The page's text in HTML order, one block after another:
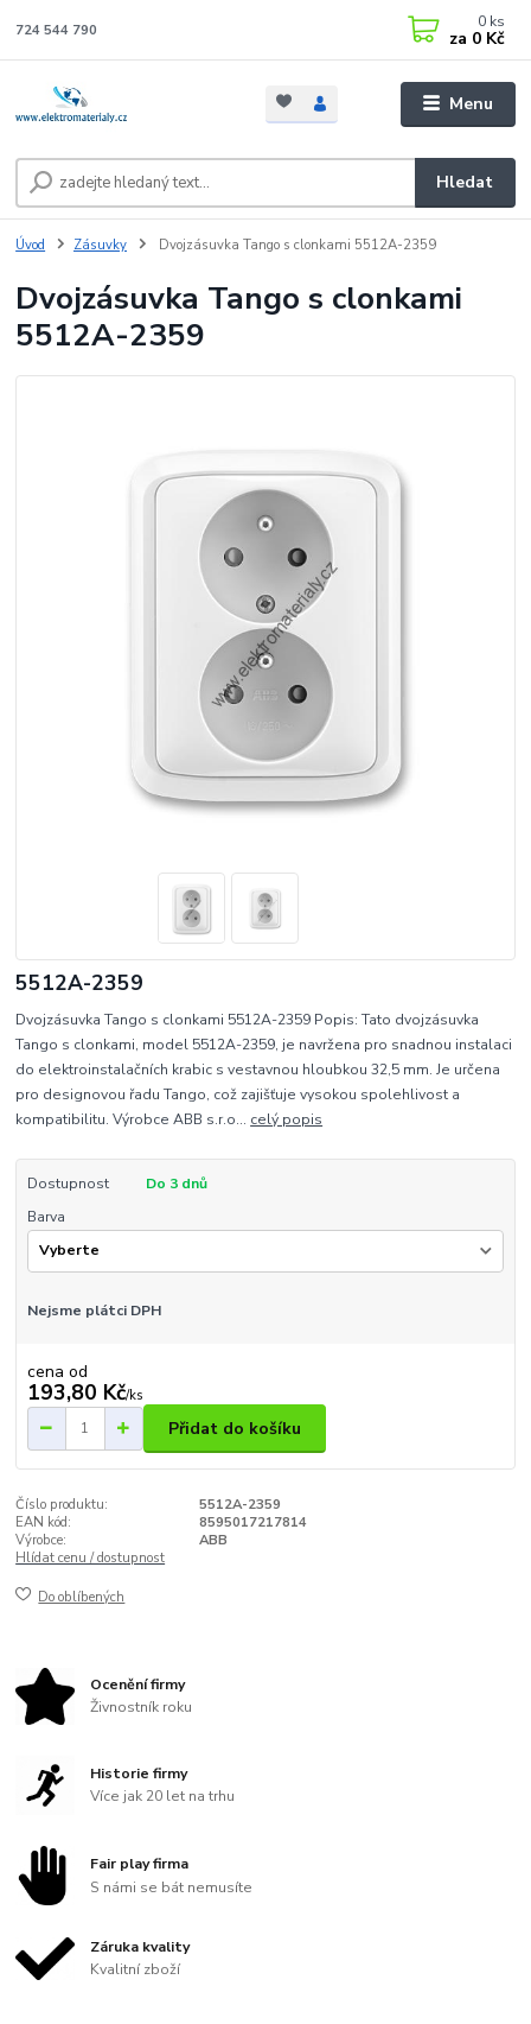
Menu
Hledat
724 544 790 0 ks
za 0 Kč
Úvod Zásuvky Dvojzásuvka Tango s clonkami 5512A-2359
Dvojzásuvka Tango s clonkami
5512A-2359
5512A-2359
Dvojzásuvka Tango s clonkami 5512A-2359 Popis: Tato dvojzásuvka
Tango s clonkami, model 5512A-2359, je navržena pro snadnou instalaci
do elektroinstalačních krabic s vestavnou hloubkou 32,5 mm. Je určena
pro designovou řadu Tango, což zajišťuje vysokou spolehlivost a
kompatibilitu. Výrobce ABB s.r.o... celý popis
Dostupnost
Do 3 dnů
Barva
Nejsme plátci DPH
cena od
193,80 Kč/ks
Přidat do košíku
Číslo produktu:
5512A-2359
EAN kód:
8595017217814
Výrobce:
ABB
Hlídat cenu / dostupnost
Do oblíbených
Ocenění firmy
Živnostník roku
Historie firmy
Více jak 20 let na trhu
Fair play firma
S námi se bát nemusíte
Záruka kvality
Kvalitní zboží